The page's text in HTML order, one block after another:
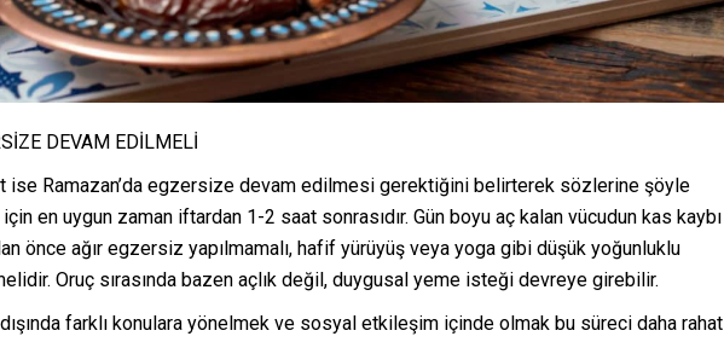
DEVAM EDİLMELİ
ise Ramazan’da egzersize devam edilmesi gerektiğini belirterek sözlerine şöyle
en uygun zaman iftardan 1-2 saat sonrasıdır. Gün boyu aç kalan vücudun kas kaybı
önce ağır egzersiz yapılmamalı, hafif yürüyüş veya yoga gibi düşük yoğunluklu
Oruç sırasında bazen açlık değil, duygusal yeme isteği devreye girebilir.
farklı konulara yönelmek ve sosyal etkileşim içinde olmak bu süreci daha rahat